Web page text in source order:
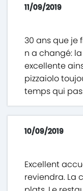
11/09/2019
30 ans que je
n a changé:
excellente
pizzaiolo
temps qui
10/09/2019
Excellent
reviendra. La